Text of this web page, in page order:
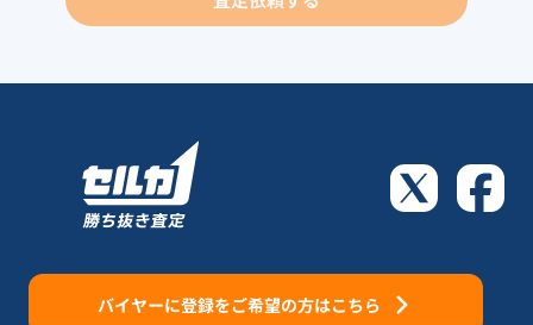
バイヤーに登録をご希望の方はこちら